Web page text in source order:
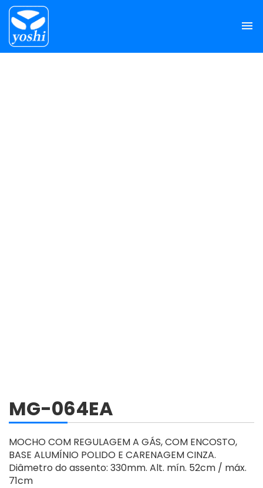
MG-064EA
MOCHO COM REGULAGEM A GÁS, COM ENCOSTO,
BASE ALUMÍNIO POLIDO E CARENAGEM CINZA.
Diâmetro do assento: 330mm. Alt. mín. 52cm / máx.
71cm